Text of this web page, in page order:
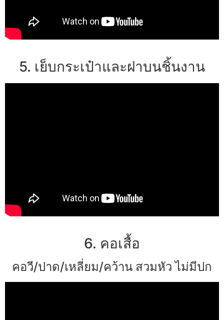
5. เย็บกระเป๋าและฝาบนชิ้นงาน
6. คอเสื้อ
คอวี/ปาด/เหลี่ยม/คว้าน สวมหัว ไม่มีปก